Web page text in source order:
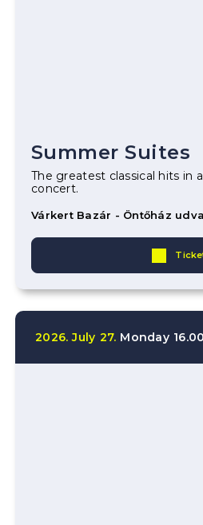
Summer Suites
The greatest classical hits in
concert.
Várkert Bazár - Öntőház
2026. July 27. Monday 16.00